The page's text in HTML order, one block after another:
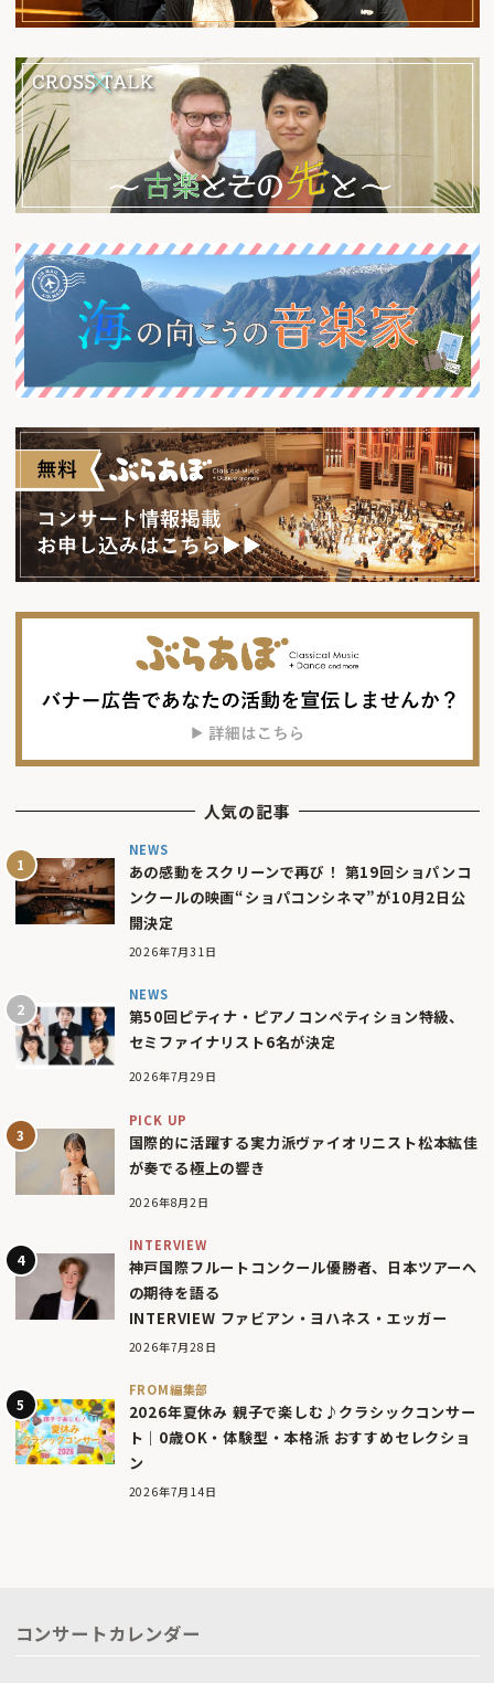
人気の記事
NEWS
あの感動をスクリーンで再び！ 第19回ショパンコ
ンクールの映画“ショパコンシネマ”が10月2日公
開決定
2026年7月31日
NEWS
第50回ピティナ・ピアノコンペティション特級、
セミファイナリスト6名が決定
2026年7月29日
PICK UP
国際的に活躍する実力派ヴァイオリニスト松本紘佳
が奏でる極上の響き
2026年8月2日
INTERVIEW
神戸国際フルートコンクール優勝者、日本ツアーへ
の期待を語る
INTERVIEW ファビアン・ヨハネス・エッガー
2026年7月28日
FROM編集部
2026年夏休み 親子で楽しむ♪クラシックコンサー
ト｜0歳OK・体験型・本格派 おすすめセレクショ
ン
2026年7月14日
コンサートカレンダー